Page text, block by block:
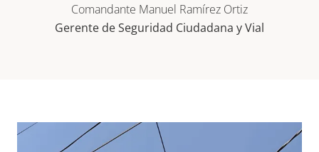
Comandante Manuel Ramírez Ortiz
Gerente de Seguridad Ciudadana y Vial